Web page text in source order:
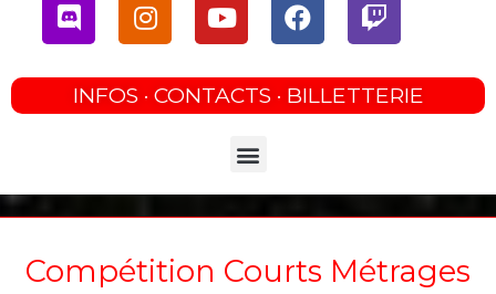
INFOS · CONTACTS · BILLETTERIE
Menu
Compétition Courts Métrages